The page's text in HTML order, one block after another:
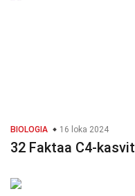
BIOLOGIA 16 loka 2024
32 Faktaa C4-kasvit